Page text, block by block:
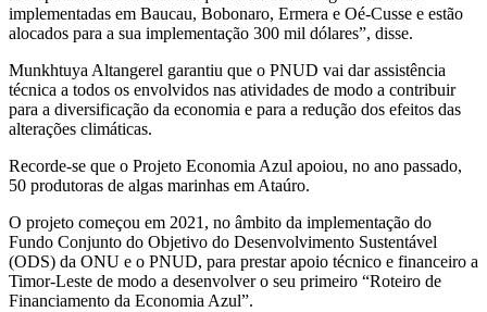
implementadas em Baucau, Bobonaro, Ermera e Oé-Cusse e estão
alocados para a sua implementação 300 mil dólares”, disse.
Munkhtuya Altangerel garantiu que o PNUD vai dar assistência
técnica a todos os envolvidos nas atividades de modo a contribuir
para a diversificação da economia e para a redução dos efeitos das
alterações climáticas.
Recorde-se que o Projeto Economia Azul apoiou, no ano passado,
50 produtoras de algas marinhas em Ataúro.
O projeto começou em 2021, no âmbito da implementação do
Fundo Conjunto do Objetivo do Desenvolvimento Sustentável
(ODS) da ONU e o PNUD, para prestar apoio técnico e financeiro a
Timor-Leste de modo a desenvolver o seu primeiro “Roteiro de
Financiamento da Economia Azul”.